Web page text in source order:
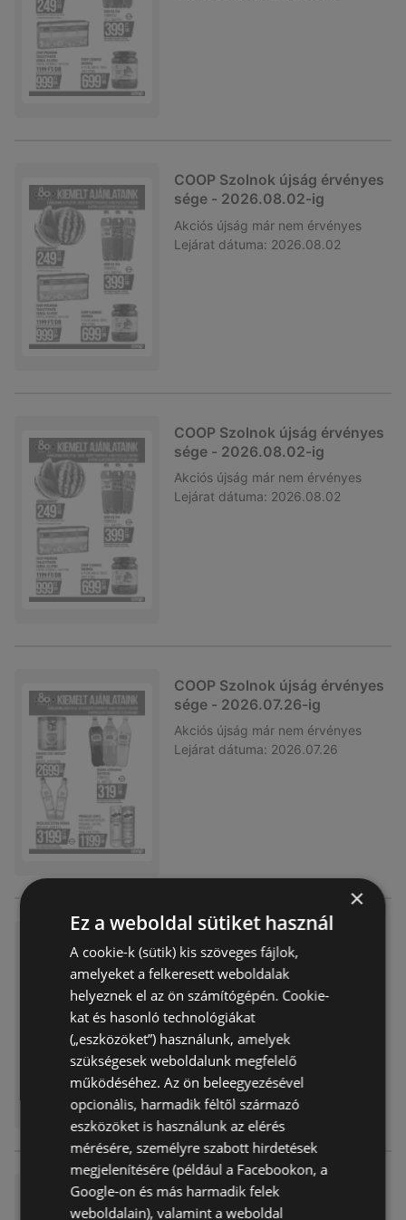
COOP Szolnok újság érvényes
sége - 2026.08.02-ig
Akciós újság már nem érvényes
Lejárat dátuma: 2026.08.02
COOP Szolnok újság érvényes
sége - 2026.08.02-ig
Akciós újság már nem érvényes
Lejárat dátuma: 2026.08.02
COOP Szolnok újság érvényes
sége - 2026.07.26-ig
Akciós újság már nem érvényes
Lejárat dátuma: 2026.07.26
sége - 2026.07.26-ig
Akciós újság már nem érvényes
Lejárat dátuma: 2026.07.26
COOP Szolnok újság érvényes
sége - 2026.07.26-ig
×
Ez a weboldal sütiket használ
A cookie-k (sütik) kis szöveges fájlok,
amelyeket a felkeresett weboldalak
helyeznek el az ön számítógépén. Cookie-
kat és hasonló technológiákat
(„eszközöket”) használunk, amelyek
szükségesek weboldalunk megfelelő
működéséhez. Az ön beleegyezésével
opcionális, harmadik féltől származó
eszközöket is használunk az elérés
mérésére, személyre szabott hirdetések
megjelenítésére (például a Facebookon, a
Google-on és más harmadik felek
weboldalain), valamint a weboldal